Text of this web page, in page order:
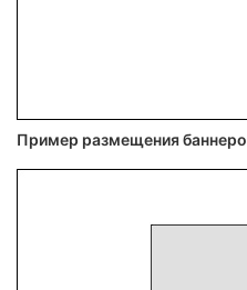
Пример размещения